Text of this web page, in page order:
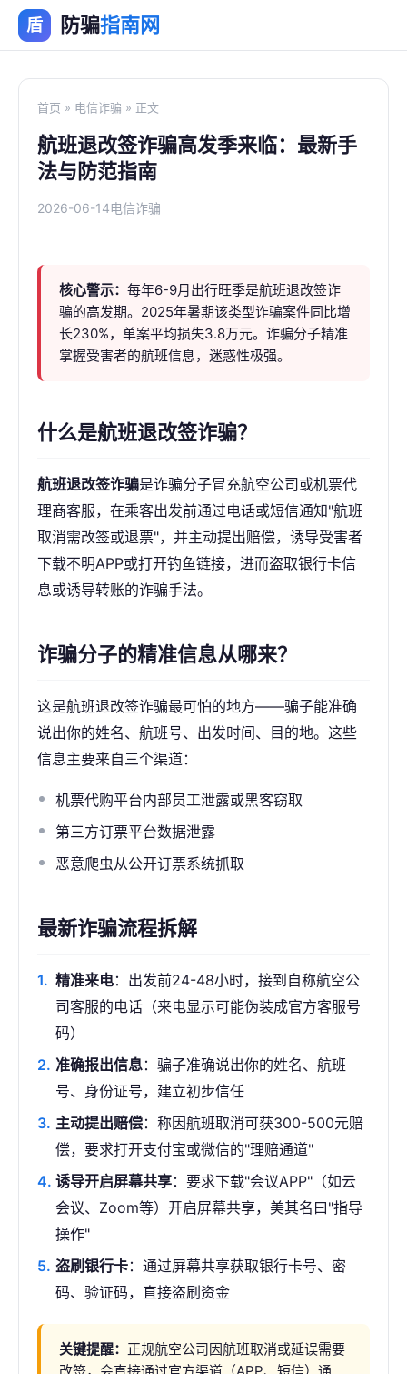
盾 防骗指南网
首页 » 电信诈骗 » 正文
航班退改签诈骗高发季来临：最新手
法与防范指南
2026-06-14电信诈骗
核心警示： 每年6-9月出行旺季是航班退改签诈
骗的高发期。2025年暑期该类型诈骗案件同比增
长230%，单案平均损失3.8万元。诈骗分子精准
掌握受害者的航班信息，迷惑性极强。
什么是航班退改签诈骗？
航班退改签诈骗是诈骗分子冒充航空公司或机票代
理商客服，在乘客出发前通过电话或短信通知"航班
取消需改签或退票"，并主动提出赔偿，诱导受害者
下载不明APP或打开钓鱼链接，进而盗取银行卡信
息或诱导转账的诈骗手法。
诈骗分子的精准信息从哪来？
这是航班退改签诈骗最可怕的地方——骗子能准确
说出你的姓名、航班号、出发时间、目的地。这些
信息主要来自三个渠道：
机票代购平台内部员工泄露或黑客窃取
第三方订票平台数据泄露
恶意爬虫从公开订票系统抓取
最新诈骗流程拆解
精准来电：出发前24-48小时，接到自称航空公
司客服的电话（来电显示可能伪装成官方客服号
码）
准确报出信息：骗子准确说出你的姓名、航班
号、身份证号，建立初步信任
主动提出赔偿：称因航班取消可获300-500元赔
偿，要求打开支付宝或微信的"理赔通道"
诱导开启屏幕共享：要求下载"会议APP"（如云
会议、Zoom等）开启屏幕共享，美其名曰"指导
操作"
盗刷银行卡：通过屏幕共享获取银行卡号、密
码、验证码，直接盗刷资金
关键提醒： 正规航空公司因航班取消或延误需要